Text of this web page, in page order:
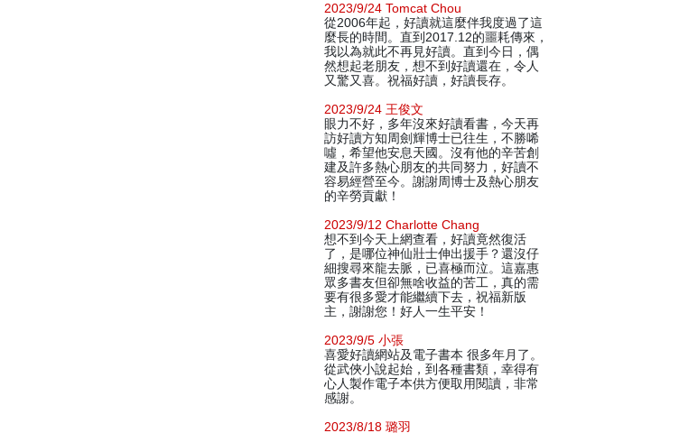
2023/9/24 Tomcat Chou
從2006年起，好讀就這麼伴我度過了這
麼長的時間。直到2017.12的噩耗傳來，
我以為就此不再見好讀。直到今日，偶
然想起老朋友，想不到好讀還在，令人
又驚又喜。祝福好讀，好讀長存。
2023/9/24 王俊文
眼力不好，多年沒來好讀看書，今天再
訪好讀方知周劍輝博士已往生，不勝唏
噓，希望他安息天國。沒有他的辛苦創
建及許多熱心朋友的共同努力，好讀不
容易經營至今。謝謝周博士及熱心朋友
的辛勞貢獻！
2023/9/12 Charlotte Chang
想不到今天上網查看，好讀竟然復活
了，是哪位神仙壯士伸出援手？還沒仔
細搜尋來龍去脈，已喜極而泣。這嘉惠
眾多書友但卻無啥收益的苦工，真的需
要有很多愛才能繼續下去，祝福新版
主，謝謝您！好人一生平安！
2023/9/5 小張
喜愛好讀網站及電子書本 很多年月了。
從武俠小說起始，到各種書類，幸得有
心人製作電子本供方便取用閱讀，非常
感謝。
2023/8/18 璐羽